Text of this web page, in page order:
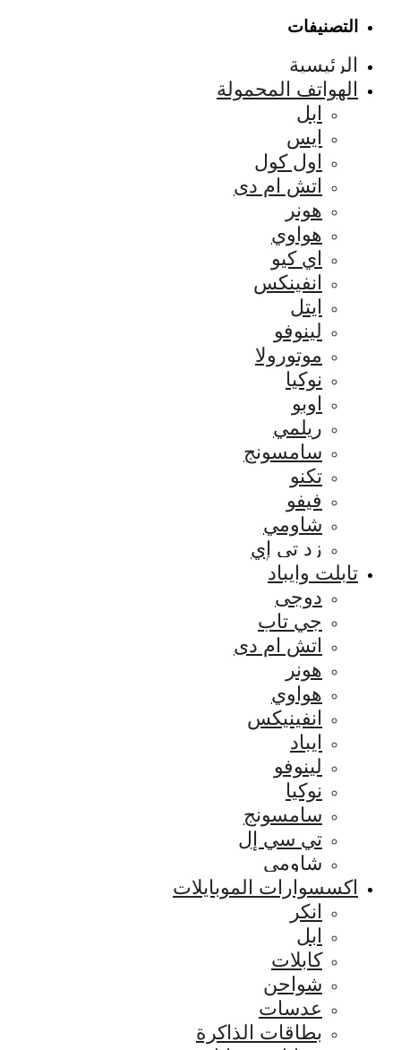
التصنيفات
الرئيسية
الهواتف المحمولة
ابل
ايس
اول كول
اتش ام دى
هونر
هواوي
اي كيو
انفينكس
ايتل
لينوفو
موتورولا
نوكيا
اوبو
ريلمي
سامسونج
تكنو
فيفو
شاومي
زد تي إي
تابلت وايباد
دوجى
جي تاب
اتش ام دى
هونر
هواوي
انفينيكس
ايباد
لينوفو
نوكيا
سامسونج
تي سي إل
شاومي
اكسسوارات الموبايلات
انكر
ابل
كابلات
شواحن
عدسات
بطاقات الذاكرة